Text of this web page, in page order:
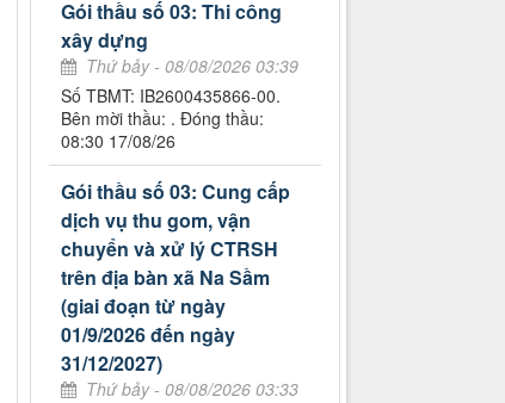
Gói thầu số 03: Thi công
xây dựng
Thứ bảy - 08/08/2026 03:39
Số TBMT: IB2600435866-00.
Bên mời thầu: . Đóng thầu:
08:30 17/08/26
Gói thầu số 03: Cung cấp
dịch vụ thu gom, vận
chuyển và xử lý CTRSH
trên địa bàn xã Na Sầm
(giai đoạn từ ngày
01/9/2026 đến ngày
31/12/2027)
Thứ bảy - 08/08/2026 03:33